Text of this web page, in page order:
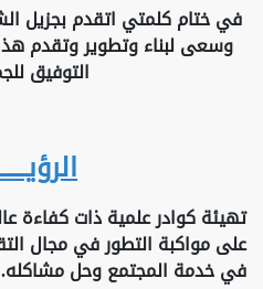
في ختام كلمتي اتقدم بجزيل
وسعى لبناء وتطوير وتقدم
التوفيق
تهيئة كوادر علمية ذات كفاءة
على مواكبة التطور في مجال
في خدمة المجتمع وحل مشاكله.